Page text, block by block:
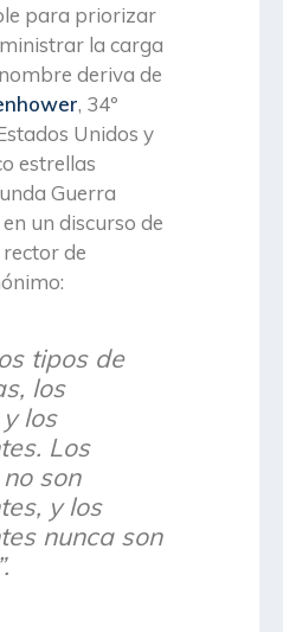
para priorizar
la carga
deriva de
, 34º
Unidos y
estrellas
Guerra
un discurso de
de
tipos de
los
los
Los
son
y los
nunca son